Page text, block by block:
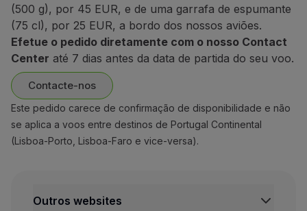
Kosher
kosher, cumprindo as leis alimentares judaicas.
Muçulmana
legumes e peixe aprovado halal). Não contém
Para bebés
Para crianças
Kosher
kosher, cumprindo as leis alimentares judaicas.
Muçulmana
legumes e peixe aprovado halal). Não contém
Para bebés
Para crianças
(500 g), por 45 EUR, e de uma garrafa de espumante
(75 cl), por 25 EUR, a bordo dos nossos aviões.
Efetue o pedido diretamente com o nosso Contact
Center até 7 dias antes da data de partida do seu voo.
Contacte-nos
Este pedido carece de confirmação de disponibilidade e não
se aplica a voos entre destinos de Portugal Continental
(Lisboa-Porto, Lisboa-Faro e vice-versa).
Outros websites